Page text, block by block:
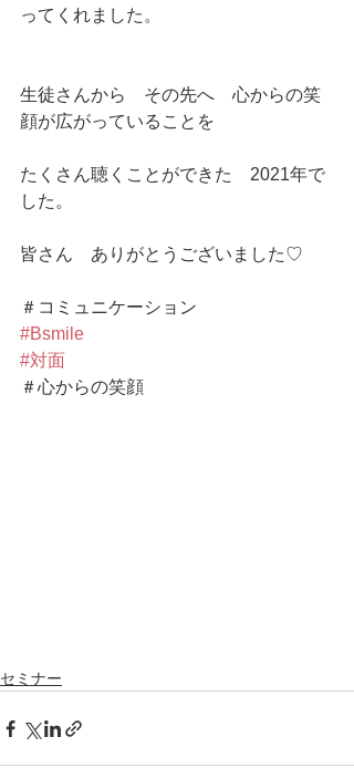
ってくれました。
生徒さんから　その先へ　心からの笑
顔が広がっていることを
たくさん聴くことができた　2021年で
した。
皆さん　ありがとうございました♡
＃コミュニケーション
#Bsmile
#対面
＃心からの笑顔
セミナー